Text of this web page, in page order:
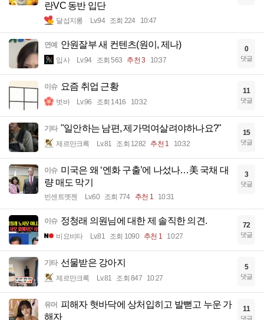
란VC 동반 입단
달섭지롱 Lv.94 조회 224 10:47
연예 안원잘부 새 컨텐츠(원이, 제나)
입사 Lv.94 조회 563 추천 3 10:37
0
댓글
이슈 요즘 취업 근황
벗바 Lv.96 조회 1416 10:32
11
댓글
기타 "일안하는 남편, 제가먹여살려야하나요?"
제르만크록 Lv.81 조회 1282 추천 1 10:32
15
댓글
이슈 미국은 왜 ‘엔화 구출’에 나섰나…美 국채 대
량 매도 막기
빈센트멧젠 Lv.60 조회 774 추천 1 10:31
3
댓글
이슈 정청래 의원님에 대한 제 솔직한 의견.
비요비타 Lv.81 조회 1090 추천 1 10:27
72
댓글
기타 선물받은 강아지
제르만크록 Lv.81 조회 847 10:27
5
댓글
유머 피해자 혓바닥에 상처입히고 발뻗고 누운 가
해자
11
댓글